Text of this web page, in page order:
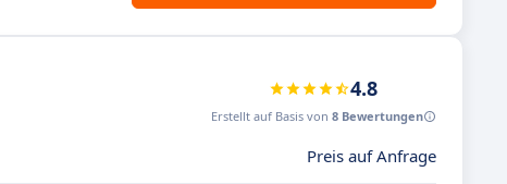
4.8
Erstellt auf Basis von 8 Bewertungen
Preis auf Anfrage